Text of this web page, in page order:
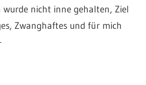
nicht inne gehalten, Ziel
Zwanghaftes und für mich